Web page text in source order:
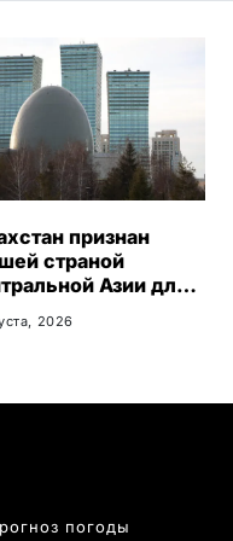
признан
страной
Азии для
2026
погоды